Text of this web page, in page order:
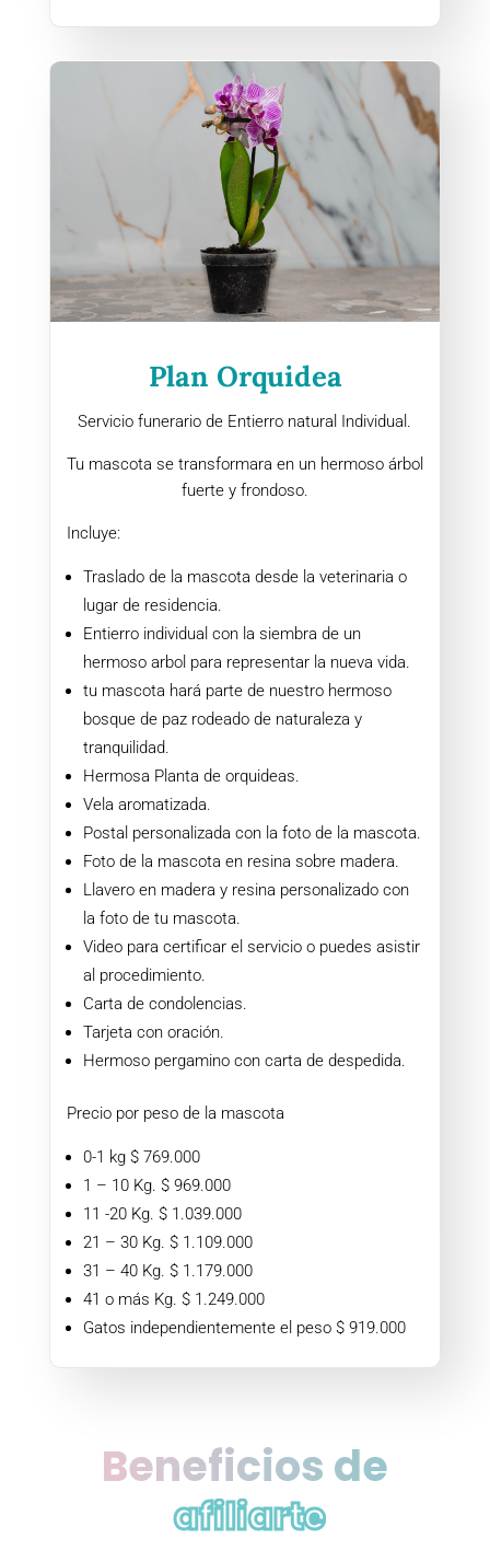
Plan Orquidea
Servicio funerario de Entierro natural Individual.
Tu mascota se transformara en un hermoso árbol
fuerte y frondoso.
Incluye:
Traslado de la mascota desde la veterinaria o
lugar de residencia.
Entierro individual con la siembra de un
hermoso arbol para representar la nueva vida.
tu mascota hará parte de nuestro hermoso
bosque de paz rodeado de naturaleza y
tranquilidad.
Hermosa Planta de orquideas.
Vela aromatizada.
Postal personalizada con la foto de la mascota.
Foto de la mascota en resina sobre madera.
Llavero en madera y resina personalizado con
la foto de tu mascota.
Video para certificar el servicio o puedes asistir
al procedimiento.
Carta de condolencias.
Tarjeta con oración.
Hermoso pergamino con carta de despedida.
Precio por peso de la mascota
0-1 kg $ 769.000
1 – 10 Kg. $ 969.000
11 -20 Kg. $ 1.039.000
21 – 30 Kg. $ 1.109.000
31 – 40 Kg. $ 1.179.000
41 o más Kg. $ 1.249.000
Gatos independientemente el peso $ 919.000
Beneficios de
afiliarte